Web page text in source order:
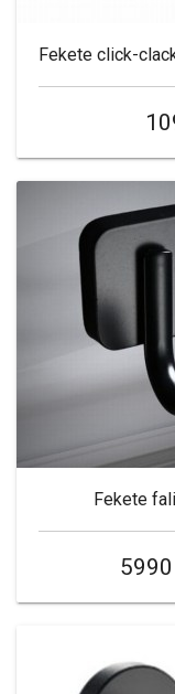
Fekete click-
Fekete